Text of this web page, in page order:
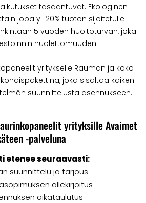
tasaantuvat. Ekologinen
jopa yli 20% tuoton sijoitetulle
5 vuoden huoltoturvan, joka
huolettomuuden.
yritykselle Rauman ja koko
joka sisältää kaiken
suunnittelusta asennukseen.
yrityksille Avaimet
-palveluna
etenee seuraavasti:
suunnittelu ja tarjous
allekirjoitus
aikataulutus